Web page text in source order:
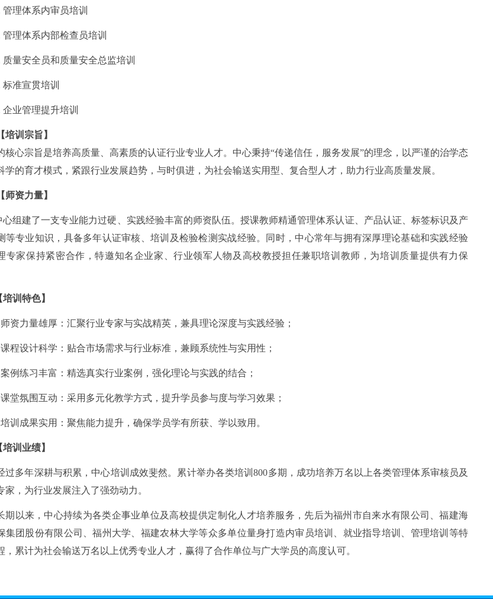
管理体系内审员培训
管理体系内部检查员培训
质量安全员和质量安全总监培训
标准宣贯培训
企业管理提升培训
【培训宗旨 】
核心宗旨是培养高质量、高素质的认证行业专业人才。中心秉持“传递信任，服务发展”的理念，以严谨的治学态
学的育才模式，紧跟行业发展趋势，与时俱进，为社会输送实用型、复合型人才，助力行业高质量发展。
【师资力量】
心组建了一支专业能力过硬、实践经验丰富的师资队伍。授课教师精通管理体系认证、产品认证、标签标识及产
等专业知识，具备多年认证审核、培训及检验检测实战经验。同时，中心常年与拥有深厚理论基础和实践经验
专家保持紧密合作，特邀知名企业家、行业领军人物及高校教授担任兼职培训教师，为培训质量提供有力保
培训特色】
师资力量雄厚：汇聚行业专家与实战精英，兼具理论深度与实践经验；
课程设计科学：贴合市场需求与行业标准，兼顾系统性与实用性；
例练习丰富：精选真实行业案例，强化理论与实践的结合；
堂氛围互动：采用多元化教学方式，提升学员参与度与学习效果；
培训成果实用：聚焦能力提升，确保学员学有所获、学以致用。
培训业绩】
过多年深耕与积累，中心培训成效斐然。累计举办各类培训800多期，成功培养万名以上各类管理体系审核员及
家，为行业发展注入了强劲动力。
期以来，中心持续为各类企事业单位及高校提供定制化人才培养服务，先后为福州市自来水有限公司、福建海
集团股份有限公司、福州大学、福建农林大学等众多单位量身打造内审员培训、就业指导培训、管理培训等特
，累计为社会输送万名以上优秀专业人才，赢得了合作单位与广大学员的高度认可。